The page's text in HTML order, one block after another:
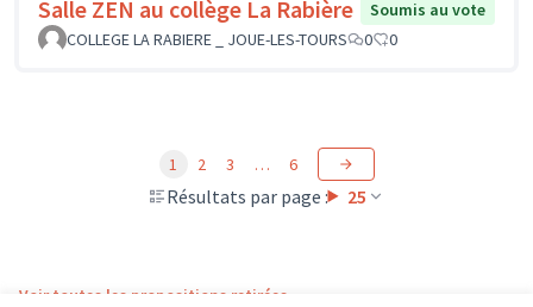
Salle ZEN au collège La Rabière
Soumis au vote
COLLEGE LA RABIERE _ JOUE-LES-TOURS
0 0
Résultats par page : 25
1 2 3 … 6
Voir toutes les propositions retirées